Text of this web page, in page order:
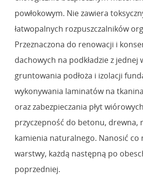
powłokowym. Nie zawiera
łatwopalnych rozpuszczalników
Przeznaczona do renowacji i
dachowych na podkładzie z jednej
gruntowania podłoża i izolacji
wykonywania laminatów na
oraz zabezpieczania płyt
przyczepność do betonu, drewna,
kamienia naturalnego. Nanosić co
warstwy, każdą następną po
poprzedniej.